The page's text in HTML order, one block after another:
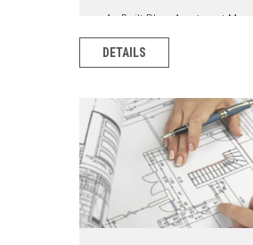
As Built Plan, Apartment
/ Floor Measurement &
DETAILS